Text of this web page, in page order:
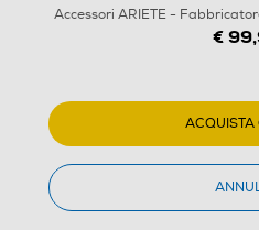
10
ARIETE - Fabbricatore di
Accessori ARIETE -
€
ACQUISTA